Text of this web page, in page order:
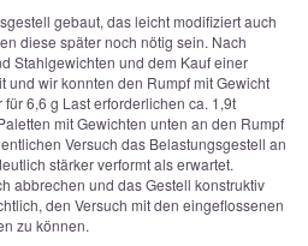
gebaut, das leicht modifiziert auch
diese später noch nötig sein. Nach
Stahlgewichten und dem Kauf einer
und wir konnten den Rumpf mit Gewicht
6,6 g Last erforderlichen ca. 1,9t
mit Gewichten unten an den Rumpf
Versuch das Belastungsgestell an
stärker verformt als erwartet.
abbrechen und das Gestell konstruktiv
den Versuch mit den eingeflossenen
zu können.